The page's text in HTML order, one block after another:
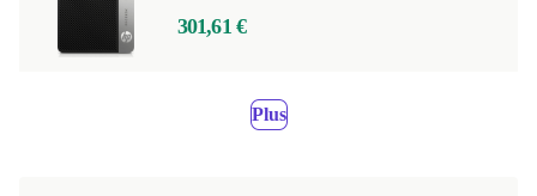
301,61 €
Plus